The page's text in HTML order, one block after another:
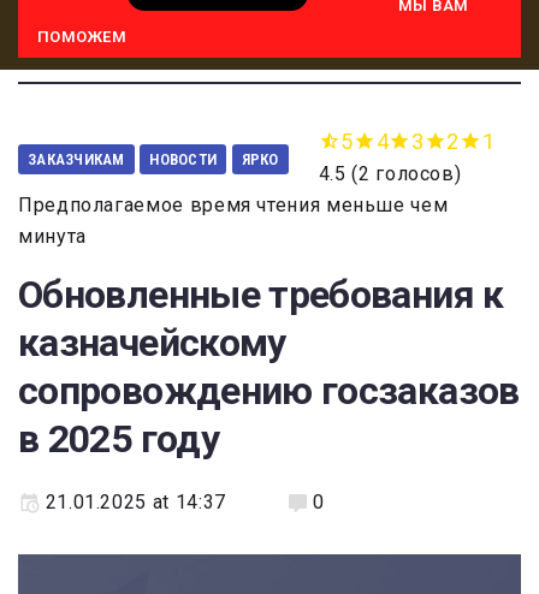
МЫ ВАМ
ПОМОЖЕМ
ЗАКАЗЧИКАМ НОВОСТИ ЯРКО
5 4 3 2 1
4.5 (2 голосов)
Предполагаемое время чтения меньше чем
минута
Обновленные требования к
казначейскому
сопровождению госзаказов
в 2025 году
21.01.2025 at 14:37 0